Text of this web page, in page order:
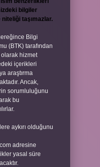
bilgiler
taşımazlar.
Bilgi
(BTK) tarafından
olarak hizmet
içerikleri
araştırma
Ancak,
sorumluluğunu
bu
aykırı olduğunu
adresine
yasal süre